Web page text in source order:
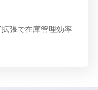
張で在庫管理効率